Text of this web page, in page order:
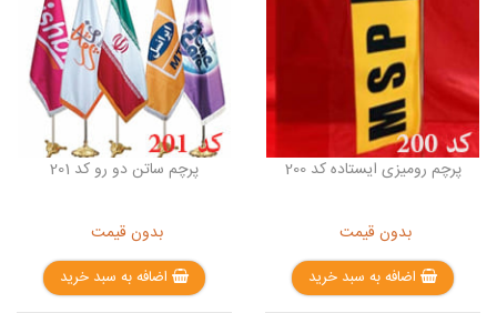
پرچم رومیزی ایستاده کد 200
بدون قیمت
اضافه به سبد خرید
پرچم ساتن دو رو کد 201
بدون قیمت
اضافه به سبد خرید